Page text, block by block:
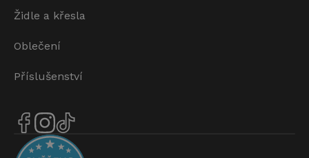
Židle a křesla
Oblečení
Příslušenství